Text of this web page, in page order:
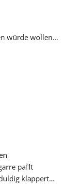
würde wollen…
pafft
klappert…